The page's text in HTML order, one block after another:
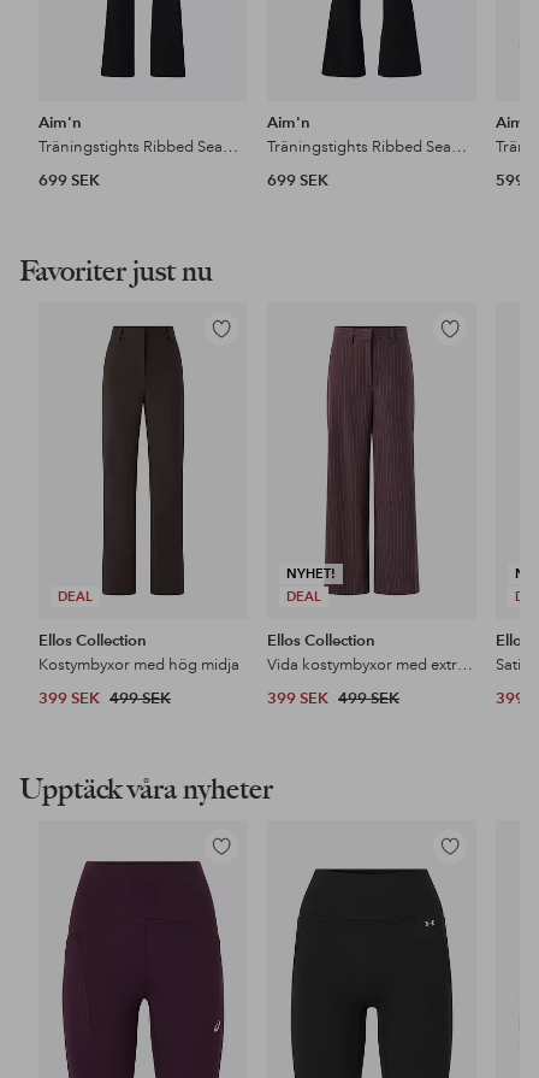
Aim'n
Träningstights Ribbed Seamless Flare Tights
699 SEK
Aim'n
Träningstights Ribbed Seamless Flare Petite Tights
699 SEK
Aim'n
599
Favoriter just nu
DEAL
Lägg
Ellos Collection
Kostymbyxor med hög midja
399 SEK 499 SEK
NYHET!
DEAL
Lägg
Ellos Collection
Vida kostymbyxor med extra hög midja
399 SEK 499 SEK
Ellos
399
Upptäck våra nyheter
Lägg
till
favoriter
Lägg
till
favoriter